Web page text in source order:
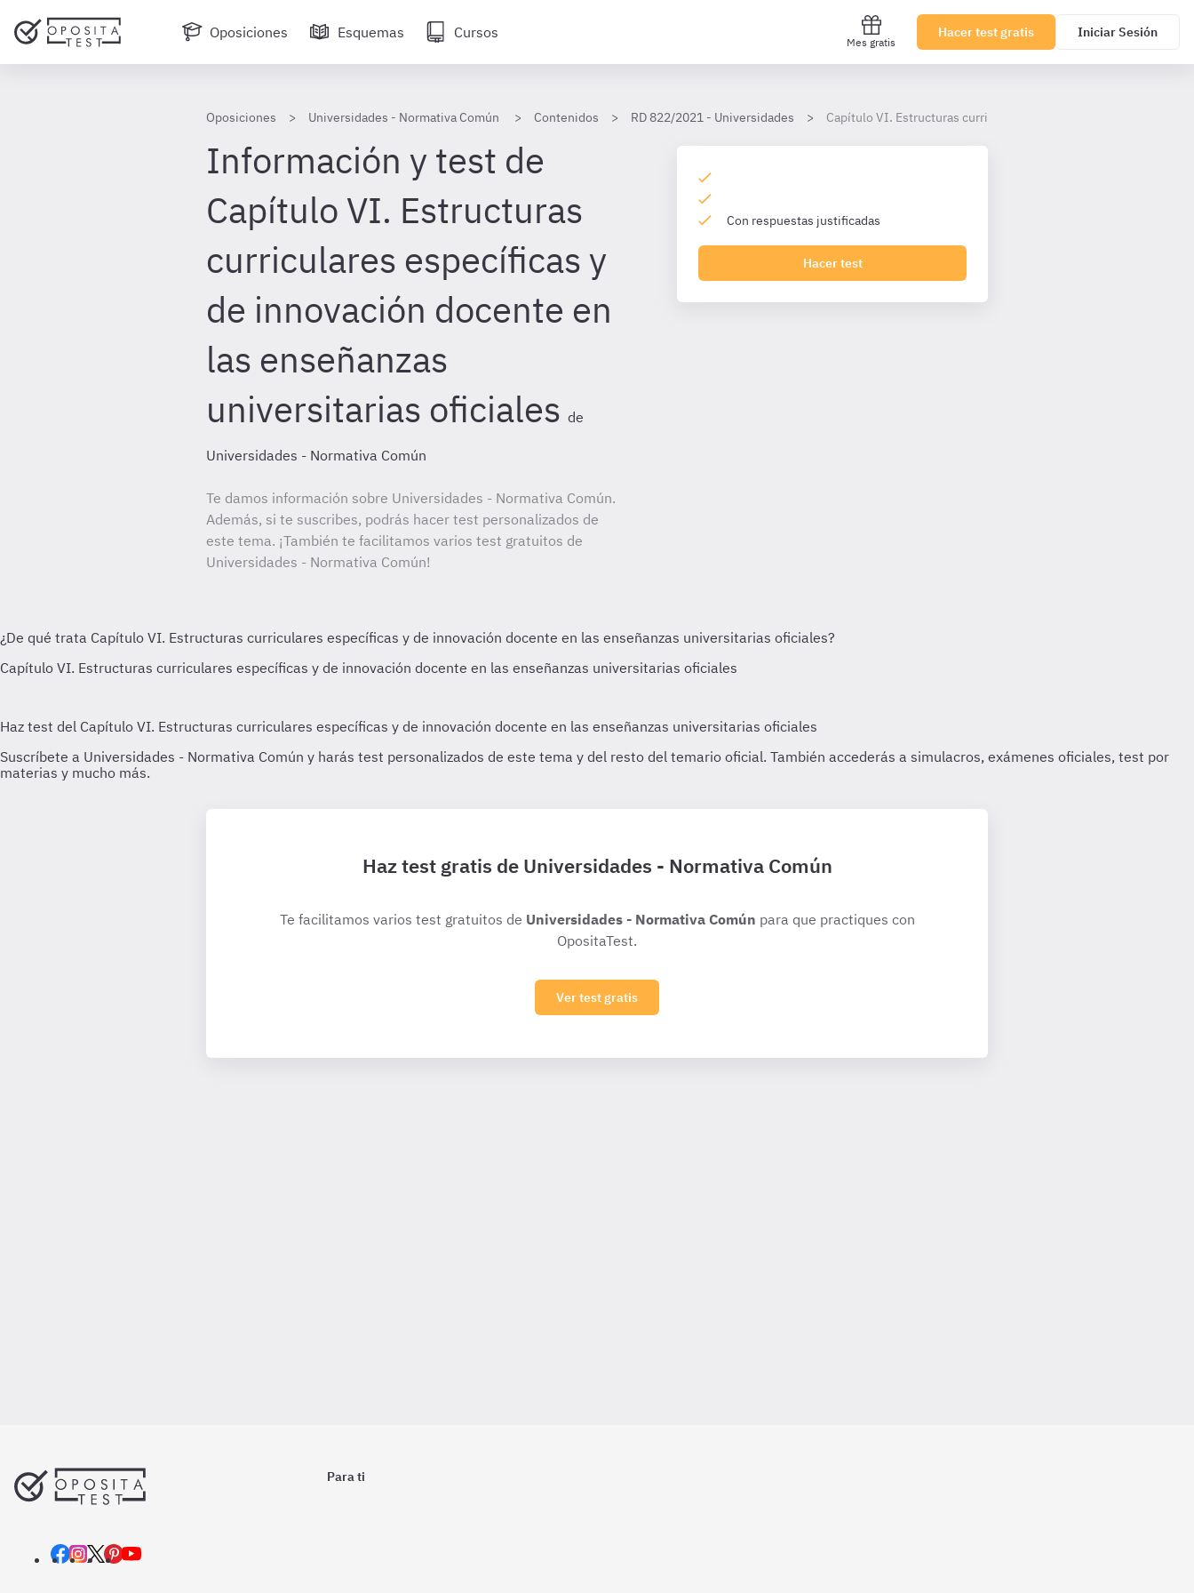
Oposiciones Esquemas Cursos
Mes gratis
Hacer test gratis Iniciar Sesión
Oposiciones Universidades - Normativa Común Contenidos RD 822/2021 - Universidades Capítulo VI. Estructuras curriculares específicas y de innovación
Información y test de
Capítulo VI. Estructuras
curriculares específicas y
de innovación docente en
las enseñanzas
universitarias oficiales de
Universidades - Normativa Común
Te damos información sobre Universidades - Normativa Común.
Además, si te suscribes, podrás hacer test personalizados de
este tema. ¡También te facilitamos varios test gratuitos de
Universidades - Normativa Común!
Con respuestas justificadas
Hacer test
Haz test gratis de Universidades - Normativa Común
Te facilitamos varios test gratuitos de Universidades - Normativa Común para que practiques con
OpositaTest.
Ver test gratis
Para ti